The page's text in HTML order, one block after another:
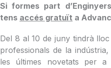
Si formes part
tens accés gratuït a
Del 8 al 10 de juny tindrà
professionals de la
les últimes novetats per a